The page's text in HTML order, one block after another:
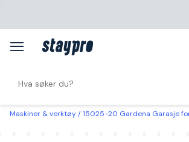
Maskiner & verktøy 15025-20 Gardena Garasje